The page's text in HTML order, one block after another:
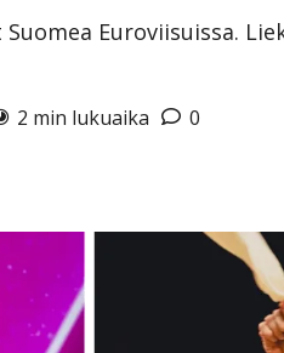
Euroviisuissa.
2 min lukuaika 0